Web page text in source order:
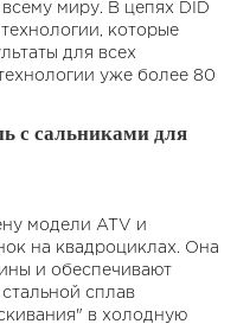
миру. В цепях DID
которые
для всех
уже более 80
с сальниками для
модели ATV и
на квадроциклах. Она
и обеспечивают
сплав
в холодную